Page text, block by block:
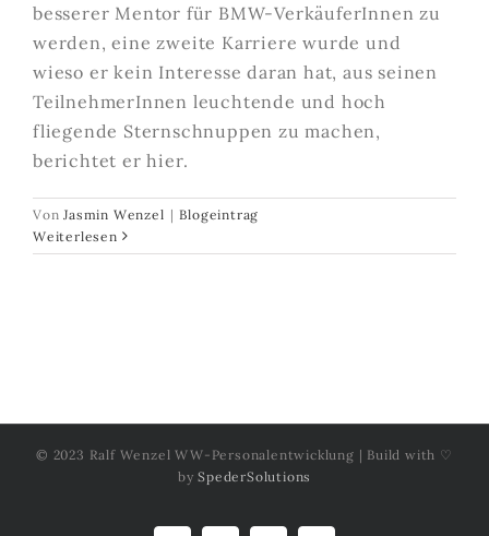
besserer Mentor für BMW-VerkäuferInnen zu
werden, eine zweite Karriere wurde und
wieso er kein Interesse daran hat, aus seinen
TeilnehmerInnen leuchtende und hoch
fliegende Sternschnuppen zu machen,
berichtet er hier.
VonJasmin Wenzel | Blogeintrag
Weiterlesen
© 2023 Ralf Wenzel WW-Personalentwicklung | Build with ♡
bySpederSolutions